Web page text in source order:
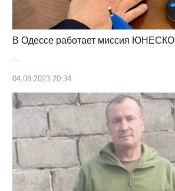
В Одессе работает миссия ЮНЕСКО
…
04.08.2023 20:34